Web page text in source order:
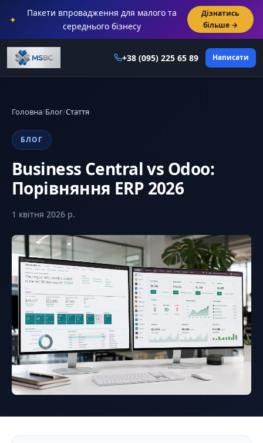
✦
Пакети впровадження для малого та
середнього бізнесу
Дізнатись
більше →
+38 (095) 225 65 89 Написати
Головна/Блог/Стаття
БЛОГ
Business Central vs Odoo:
Порівняння ERP 2026
1 квітня 2026 р.